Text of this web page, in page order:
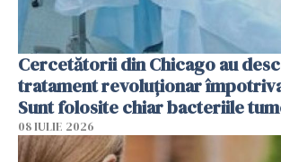
Cercetătorii din Chicago au
tratament revoluționar
Sunt folosite chiar bacteriile
08 IULIE 2026